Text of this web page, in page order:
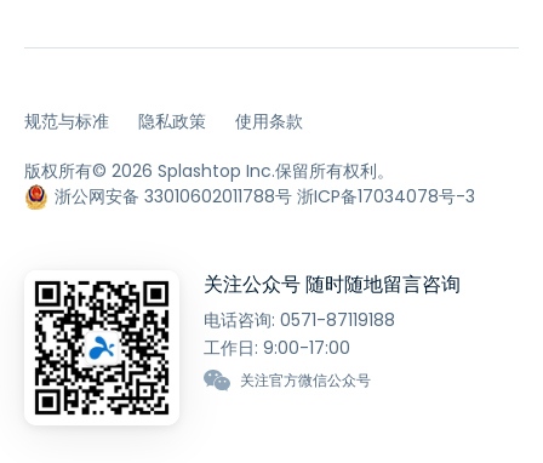
规范与标准 隐私政策 使用条款
版权所有© 2026 Splashtop Inc.保留所有权利。
浙公网安备 33010602011788号 浙ICP备17034078号-3
关注公众号 随时随地留言咨询
电话咨询: 0571-87119188
工作日: 9:00-17:00
关注官方微信公众号